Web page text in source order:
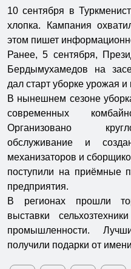
10 сентября в
хлопка. Кампания
этом пишет
Ранее, 5 сентября,
Бердымухамедов на
дал старт уборке урожая
В нынешнем сезоне
современных
Организовано
обслуживание и
механизаторов и
поступили на приёмные
предприятия.
В регионах прошли
выставки
промышленности.
получили подарки от